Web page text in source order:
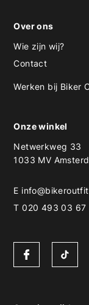
Over ons
Wie zijn wij?
Contact
Werken bij Biker
Onze winkel
Netwerkweg 33
1033 MV
E
T 020 493 03 67